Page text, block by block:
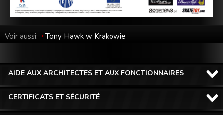
Voir aussi: Tony Hawk w Krakowie
AIDE AUX ARCHITECTES ET AUX FONCTIONNAIRES
CERTIFICATS ET SÉCURITÉ